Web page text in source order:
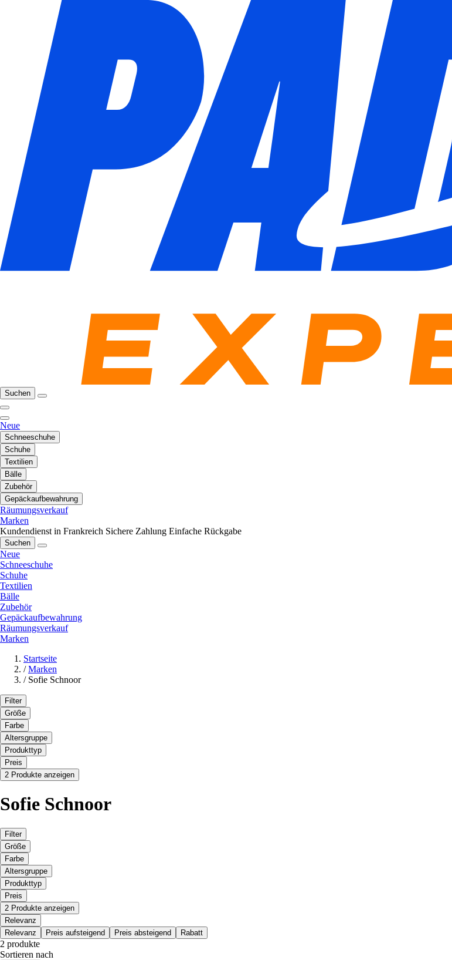
Suchen
Neue
Schneeschuhe
Schuhe
Textilien
Bälle
Zubehör
Gepäckaufbewahrung
Räumungsverkauf
Marken
Kundendienst in Frankreich Sichere Zahlung Einfache Rückgabe
Suchen
Neue
Schneeschuhe
Schuhe
Textilien
Bälle
Zubehör
Gepäckaufbewahrung
Räumungsverkauf
Marken
Startseite
/ Marken
/ Sofie Schnoor
Filter
Größe
Farbe
Altersgruppe
Produkttyp
Preis
2 Produkte anzeigen
Sofie Schnoor
Filter
Größe
Farbe
Altersgruppe
Produkttyp
Preis
2 Produkte anzeigen
Relevanz
Relevanz
Preis aufsteigend Preis absteigend Rabatt
2 produkte
Sortieren nach